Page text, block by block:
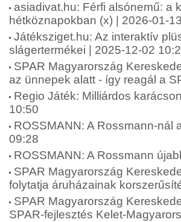
asiadivat.hu: Férfi alsónemű: a
hétköznapokban (x) | 2026-01-
Játéksziget.hu: Az interaktív
slágertermékei | 2025-12-02
SPAR Magyarország
az ünnepek alatt - így reagál a
Regio Játék: Milliárdos
10:50
ROSSMANN: A Rossmann-nál
09:28
ROSSMANN: A Rossmann
SPAR Magyarország
folytatja áruházainak
SPAR Magyarország
SPAR-fejlesztés Kelet-